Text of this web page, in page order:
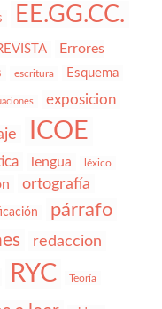
EE.GG.CC.
Errores
escritura Esquema
exposicion
ICOE
lengua léxico
ortografía
párrafo
redaccion
RYC Teoría